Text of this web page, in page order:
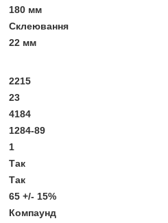
180 мм
Склеювання
22 мм
2215
23
4184
1284-89
1
Так
Так
65 +/- 15%
Компаунд